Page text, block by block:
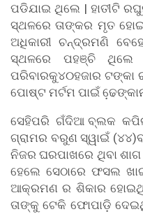
ପଡିଯାଇ ଥିଲେ | ହାତୀଟି
ସ୍ଥଳରେ ତାଙ୍କର ମୃତ
ଅଧିକାରୀ ଚନ୍ଦ୍ରମଣି
ସ୍ଥଳରେ ପହଞ୍ଚି
ପରିବାରକୁ୪୦ହଜାର ଟଙ୍କା
ପୋଷ୍ଟ ମର୍ଟମ ପାଇଁ
ସେହିପରି ଗଁଦିଆ ବ୍ଲକ
ଗ୍ରାମର ବରୁଣ ସ୍ୱାଇଁ
ନିଜର ଘରପାଖରେ ଥିବା
ହେଲେ ସେଠାରେ ଫସଲ
ଆକ୍ରମଣ ର ଶିକାର
ତାଙ୍କୁ ଟେକି ଫୋପାଡ଼ି